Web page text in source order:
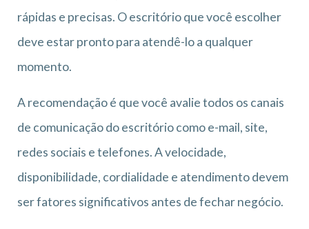
rápidas e precisas. O escritório que você escolher
deve estar pronto para atendê-lo a qualquer
momento.
A recomendação é que você avalie todos os canais
de comunicação do escritório como e-mail, site,
redes sociais e telefones. A velocidade,
disponibilidade, cordialidade e atendimento devem
ser fatores significativos antes de fechar negócio.